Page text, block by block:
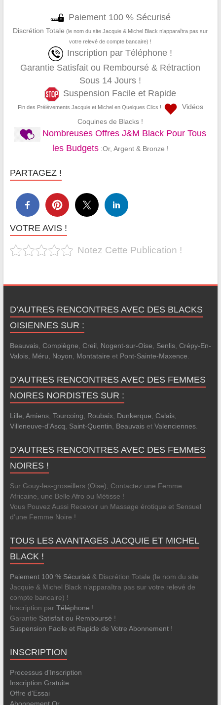
Paiement 100 % Sécurisé
Discrétion Totale (le nom du site Jacquie & Michel Black n’apparaîtra pas sur
votre relevé de compte bancaire) !
Inscription par Téléphone !
Garantie Satisfait ou Remboursé & Rétraction
Sous 14 Jours !
Suspension Facile et Rapide
Fin des Prélèvements Jacquie et Michel en Quelques Clics !
Vidéos
Coquines de Blacks !
Nombreuses Offres J&M Black Pour Tous
les Budgets:Or, Argent & Bronze !
PARTAGEZ !
VOTRE AVIS !
Notez Cette Publication !
D’AUTRES RENCONTRES AVEC DES BLACKS
OISIENNES SUR :
Beauvais, Compiègne, Creil, Nogent-sur-Oise, Senlis, Crépy-En-
Valois, Méru, Noyon, Montataire et Pont-Sainte-Maxence.
D’AUTRES RENCONTRES AVEC DES FEMMES
NOIRES NORDISTES SUR :
Lille, Amiens, Tourcoing, Roubaix, Dunkerque, Calais,
Villeneuve-d'Ascq, Saint-Quentin, Beauvaiset Valenciennes.
D’AUTRES RENCONTRES AVEC DES FEMMES
NOIRES !
Sur Gouy-les-groseillers (Oise), Contactez une Femme
Africaine, une Belle Afro ou Métisse !
Vous Pouvez Aussi Recevoir un Massage érotique et Sensuel
d'une Femme Noire !
TOUS LES AVANTAGES JACQUIE ET MICHEL
BLACK !
Paiement 100 % Sécurisé & Discrétion Totale (le nom du site
Jacquie & Michel Black n’apparaîtra pas sur votre relevé de
compte bancaire) !
Inscription par Téléphone !
Garantie Satisfait ou Remboursé !
Suspension Facile et Rapide de Votre Abonnement!
INSCRIPTION
Processus d'Inscription
Inscription Gratuite
Offre d'Essai